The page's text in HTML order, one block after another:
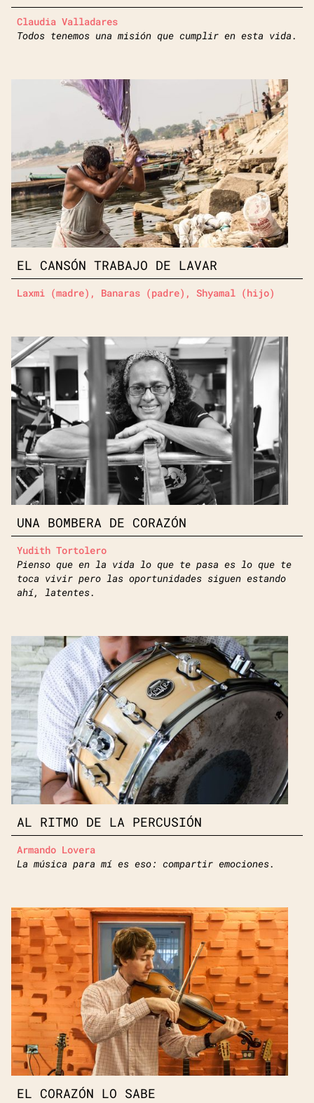
Claudia Valladares
Todos tenemos una misión que cumplir en esta vida.
EL CANSÓN TRABAJO DE LAVAR
Laxmi (madre), Banaras (padre), Shyamal (hijo)
UNA BOMBERA DE CORAZÓN
Yudith Tortolero
Pienso que en la vida lo que te pasa es lo que te
toca vivir pero las oportunidades siguen estando
ahí, latentes.
AL RITMO DE LA PERCUSIÓN
Armando Lovera
La música para mí es eso: compartir emociones.
EL CORAZÓN LO SABE